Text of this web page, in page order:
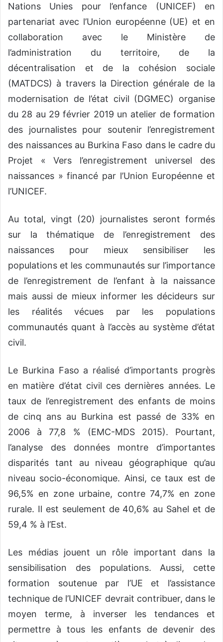
r
r
l
Nations Unies pour l’enfance (UNICEF) en
partenariat avec l’Union européenne (UE) et en
collaboration avec le Ministère de
l’administration du territoire, de la
décentralisation et de la cohésion sociale
(MATDCS) à travers la Direction générale de la
modernisation de l’état civil (DGMEC) organise
du 28 au 29 février 2019 un atelier de formation
des journalistes pour soutenir l’enregistrement
des naissances au Burkina Faso dans le cadre du
Projet « Vers l’enregistrement universel des
naissances » financé par l’Union Européenne et
l’UNICEF.
Au total, vingt (20) journalistes seront formés
sur la thématique de l’enregistrement des
naissances pour mieux sensibiliser les
populations et les communautés sur l’importance
de l’enregistrement de l’enfant à la naissance
mais aussi de mieux informer les décideurs sur
les réalités vécues par les populations
communautés quant à l’accès au système d’état
civil.
Le Burkina Faso a réalisé d’importants progrès
en matière d’état civil ces dernières années. Le
taux de l’enregistrement des enfants de moins
de cinq ans au Burkina est passé de 33% en
2006 à 77,8 % (EMC-MDS 2015). Pourtant,
l’analyse des données montre d’importantes
disparités tant au niveau géographique qu’au
niveau socio-économique. Ainsi, ce taux est de
96,5% en zone urbaine, contre 74,7% en zone
rurale. Il est seulement de 40,6% au Sahel et de
59,4 % à l’Est.
Les médias jouent un rôle important dans la
sensibilisation des populations. Aussi, cette
formation soutenue par l’UE et l’assistance
technique de l’UNICEF devrait contribuer, dans le
moyen terme, à inverser les tendances et
permettre à tous les enfants de devenir des